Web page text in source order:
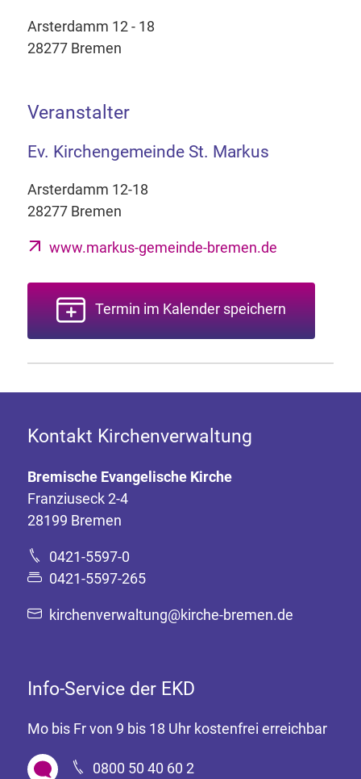
Arsterdamm 12 - 18
28277 Bremen
Veranstalter
Ev. Kirchengemeinde St. Markus
Arsterdamm 12-18
28277 Bremen
www.markus-gemeinde-bremen.de
Termin im Kalender speichern
Kontakt Kirchenverwaltung
Bremische Evangelische Kirche
Franziuseck 2-4
28199 Bremen
0421-5597-0
0421-5597-265
kirchenverwaltung@kirche-bremen.de
Info-Service der EKD
Mo bis Fr von 9 bis 18 Uhr kostenfrei erreichbar
0800 50 40 60 2